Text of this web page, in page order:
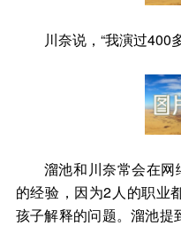
川奈说，“我演过400
溜池和川奈常会在
的经验，因为2人的职业
孩子解释的问题。溜池提